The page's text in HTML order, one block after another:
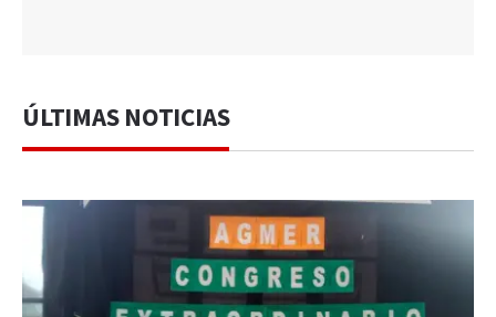
ÚLTIMAS NOTICIAS